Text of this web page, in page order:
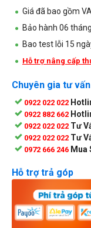
Giá đã bao gồm
Bảo hành 06 tháng
Bao test lỗi 15
Hỗ trợ nâng cấp
Chuyên gia tư vấn
0922 022 022
0922 882 662
0922 022 022 Tư
0922 022 022 Tư
0972 666 246 Mua
Hỗ trợ trả góp